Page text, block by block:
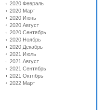
2020 Февраль
2020 Март
2020 Июнь
2020 Август
2020 Сентябрь
2020 Ноябрь
2020 Декабрь
2021 Июль
2021 Август
2021 Сентябрь
2021 Октябрь
2022 Март